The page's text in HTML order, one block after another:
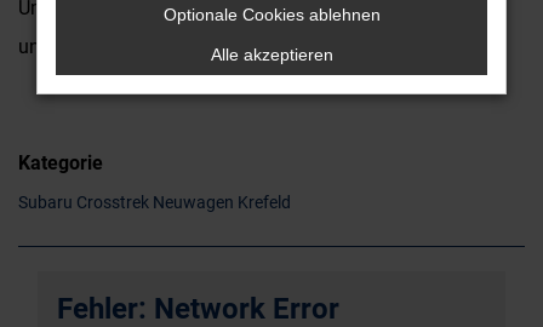
Umgebung verbunden. Man kennt uns und man schätzt
uns in der Region.
Kategorie
Subaru Crosstrek Neuwagen Krefeld
Fehler: Network Error
Optionale Cookies ablehnen
Alle akzeptieren